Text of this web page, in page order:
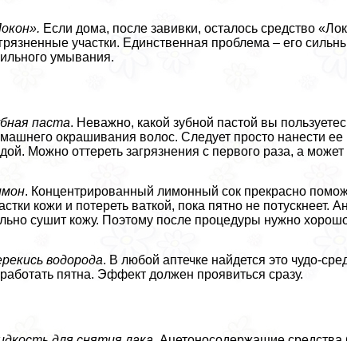
Если дома, после завивки, осталось средство
участки. Единственная проблема – его
умывания.
паста. Неважно, какой зубной пастой вы
окрашивания волос. Следует просто нанести ее
Можно оттереть загрязнения с первого раза, а
. Концентрированный лимонный сок прекрасно
кожи и потереть ваткой, пока пятно не потускнеет.
сушит кожу. Поэтому после процедуры нужно
водорода. В любой аптечке найдется это чудо-
пятна. Эффект должен проявиться сразу.